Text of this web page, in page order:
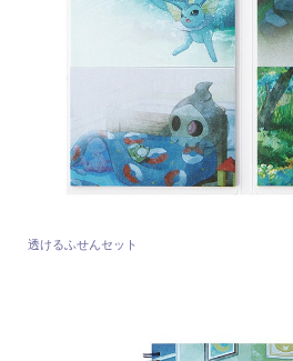
透けるふせんセット